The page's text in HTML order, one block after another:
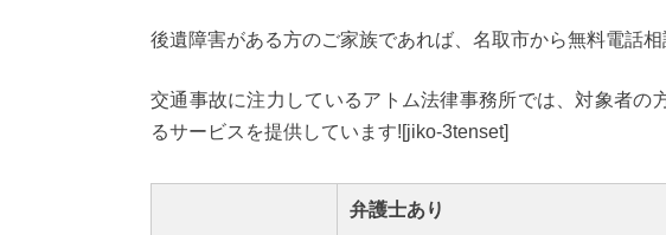
後遺障害がある方のご家族であれば、名取市から無料電話
交通事故に注力しているアトム法律事務所では、対象者の
るサービスを提供しています![jiko-3tenset]
弁護士あり